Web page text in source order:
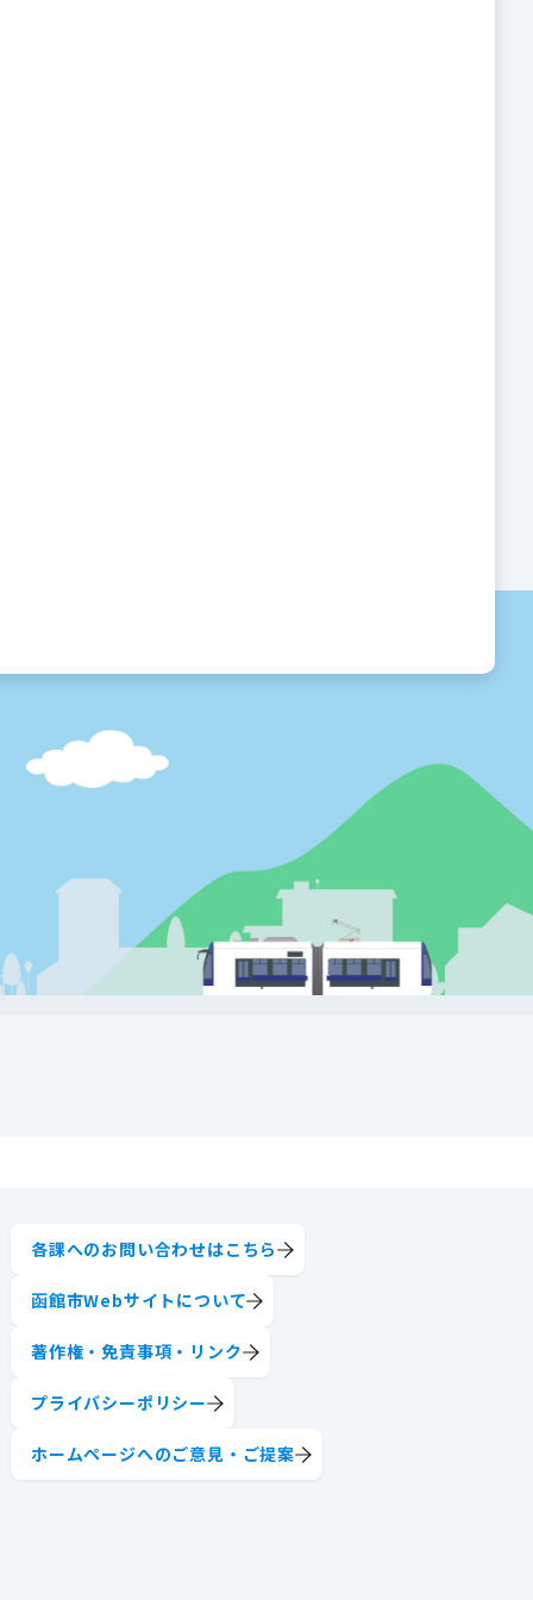
各課へのお問い合わせはこちら
函館市Webサイトについて
著作権・免責事項・リンク
プライバシーポリシー
ホームページへのご意見・ご提案